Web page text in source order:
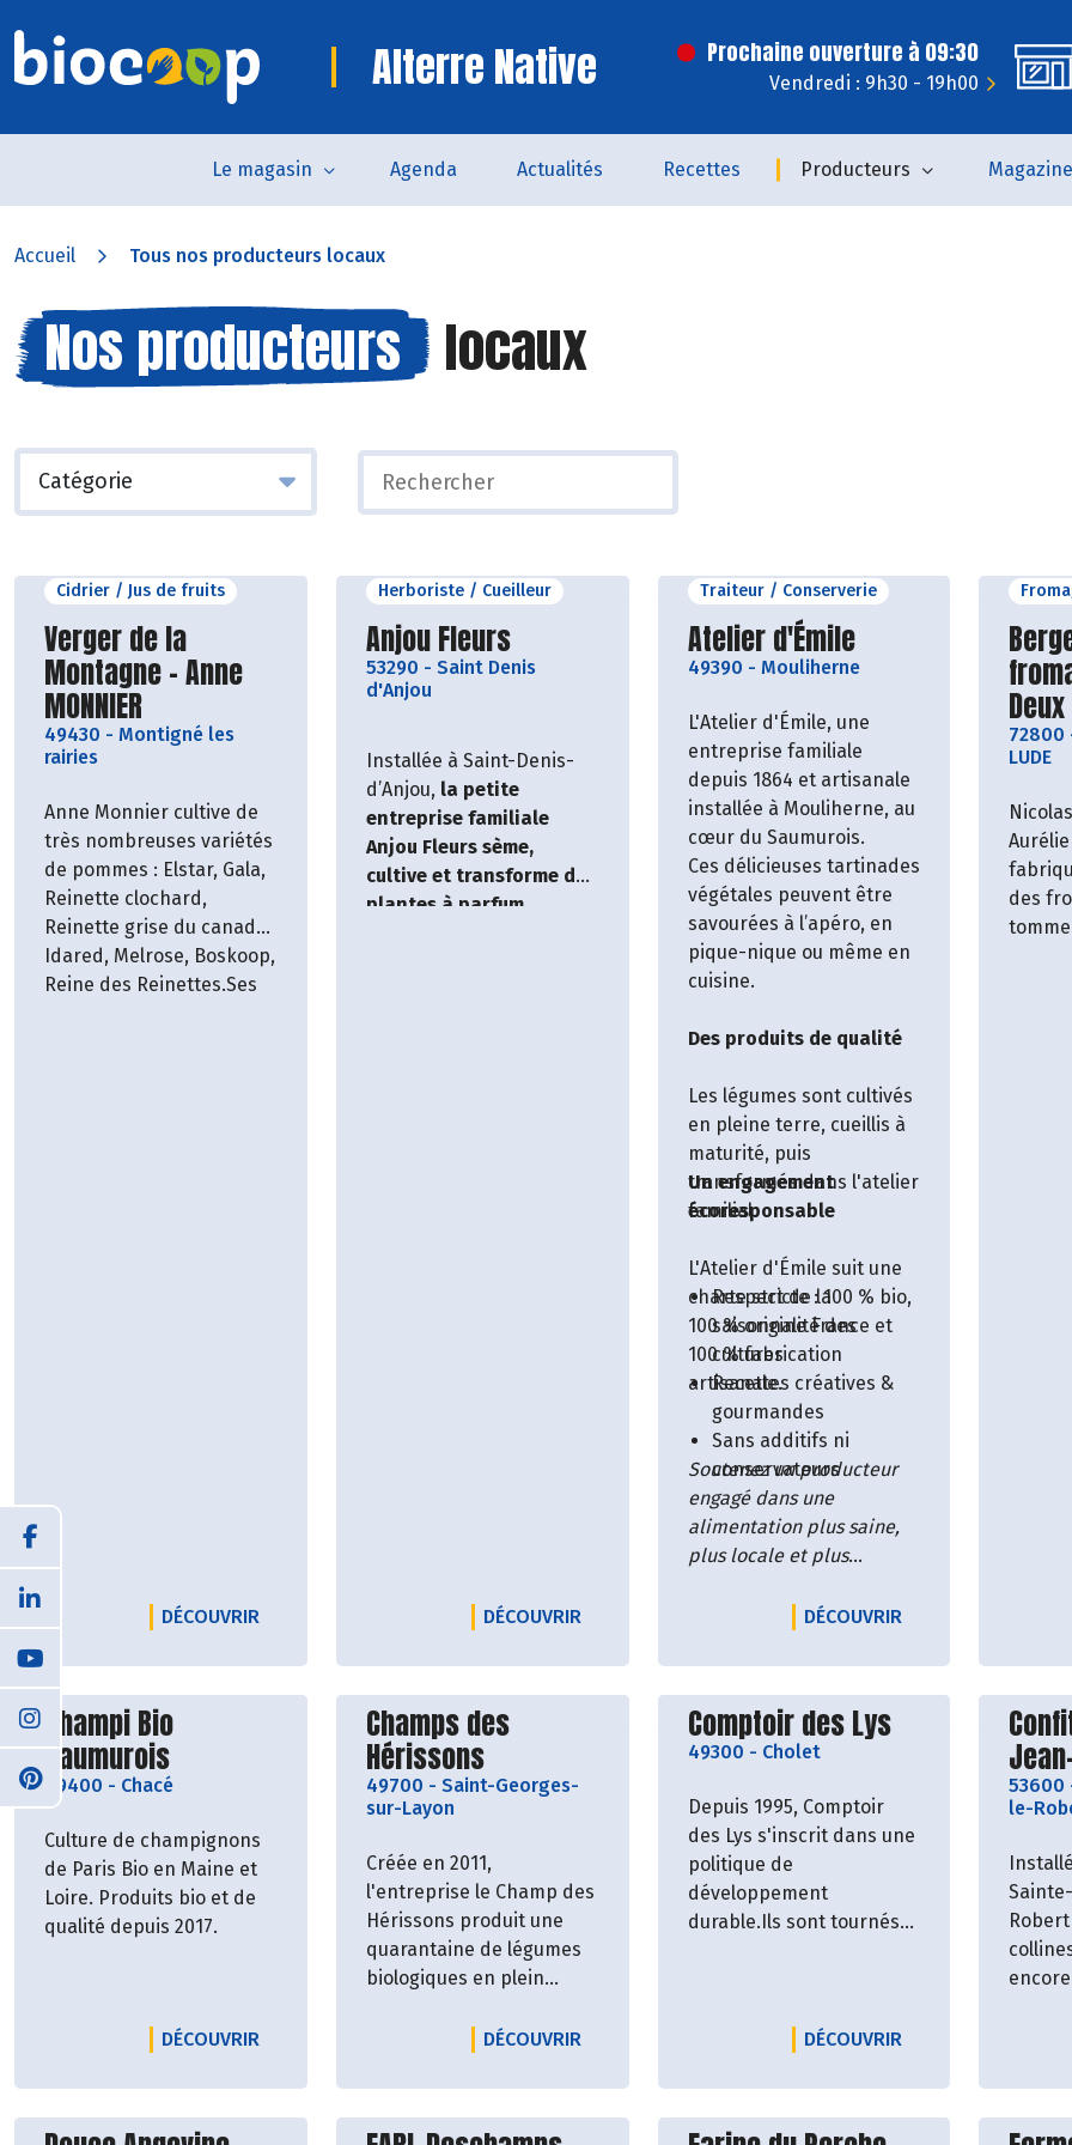
Alterre Native Prochaine ouverture à 09:30
Vendredi : 9h30 - 19h00
Le magasin Agenda Actualités Recettes Producteurs
Accueil Tous nos producteurs locaux
Nos producteurs locaux
Cidrier / Jus de fruits
Découvrir le producteur
Verger de la
Montagne - Anne
MONNIER
49430 - Montigné les
rairies
Anne Monnier cultive de
très nombreuses variétés
de pommes : Elstar, Gala,
Reinette clochard,
Reinette grise du canada,
Idared, Melrose, Boskoop,
Reine des Reinettes.Ses
DÉCOUVRIRLE PRODUCTEUR VERGER DE LA MONTAGNE - ANNE MONNIER
Herboriste / Cueilleur
Découvrir le producteur
Anjou Fleurs
53290 - Saint Denis
d'Anjou
Installée à Saint-Denis-
d’Anjou, la petite
entreprise familiale
Anjou Fleurs sème,
cultive et transforme des
plantes à parfum
DÉCOUVRIRLE PRODUCTEUR ANJOU FLEURS
Traiteur / Conserverie
Découvrir le producteur
Atelier d'Émile
49390 - Mouliherne
L'Atelier d'Émile, une
entreprise familiale
depuis 1864 et artisanale
installée à Mouliherne, au
cœur du Saumurois.
Ces délicieuses tartinades
végétales peuvent être
savourées à l’apéro, en
pique-nique ou même en
cuisine.
Des produits de qualité
Les légumes sont cultivés
en pleine terre, cueillis à
maturité, puis
transformés dans l'atelier
familial.
Un engagement
écoresponsable
L'Atelier d'Émile suit une
charte stricte : 100 % bio,
100 % origine France et
100 % fabrication
artisanale.
Respect de la
saisonnalité des
cultures
Recettes créatives &
gourmandes
Sans additifs ni
conservateurs
Soutenez un producteur
engagé dans une
alimentation plus saine,
plus locale et plus
DÉCOUVRIR LE PRODUCTEUR
72800
LUDE
Aurélie
des
Découvrir le producteur
Champi Bio
Saumurois
49400 - Chacé
Culture de champignons
de Paris Bio en Maine et
Loire. Produits bio et de
qualité depuis 2017.
DÉCOUVRIRLE PRODUCTEUR CHAMPI BIO SAUMUROIS
Découvrir le producteur
Champs des
Hérissons
49700 - Saint-Georges-
sur-Layon
Créée en 2011,
l'entreprise le Champ des
Hérissons produit une
quarantaine de légumes
biologiques en plein
DÉCOUVRIRLE PRODUCTEUR CHAMPS DES HÉRISSONS
Découvrir le producteur
Comptoir des Lys
49300 - Cholet
Depuis 1995, Comptoir
des Lys s'inscrit dans une
politique de
développement
durable.Ils sont tournés
planète afin de minimiser
environnement. Il
propose de nombreux
DÉCOUVRIR LE PRODUCTEUR
53600
le-
non